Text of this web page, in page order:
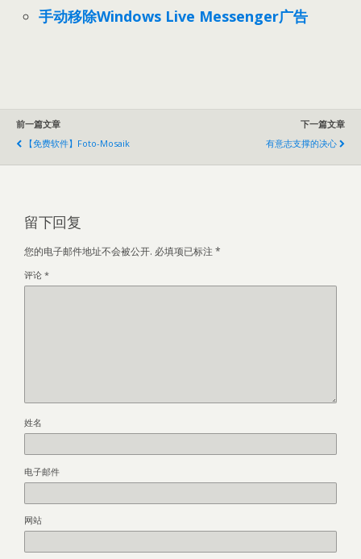
手动移除Windows Live Messenger广告
前一篇文章
【免费软件】Foto-Mosaik
下一篇文章
有意志支撑的决心
留下回复
您的电子邮件地址不会被公开. 必填项已标注 *
评论 *
姓名
电子邮件
网站